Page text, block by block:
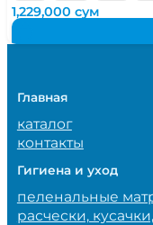
1,229,000сум
Главная
каталог
контакты
Гигиена и уход
пеленальные
расчески,